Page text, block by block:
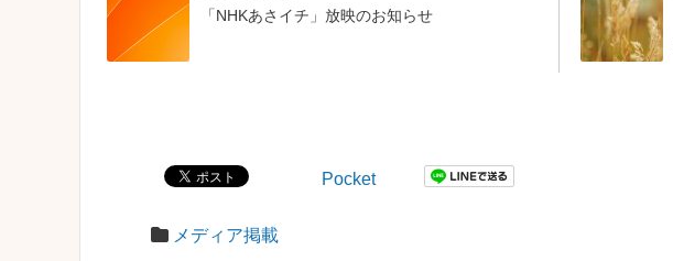
「NHKあさイチ」放映のお知らせ
Pocket
メディア掲載